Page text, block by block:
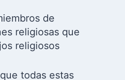
de
religiosas que
religiosos
todas estas